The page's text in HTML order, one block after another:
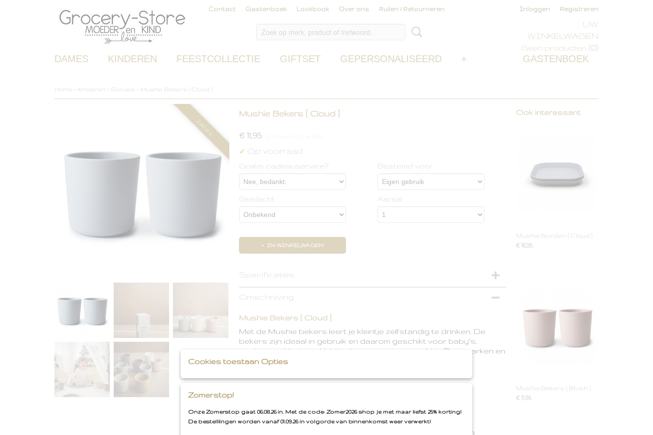
Contact Gastenboek Lookbook Over ons Ruilen / Retourneren Inloggen Registreren
UW
WINKELWAGEN
Geen producten (0)
GASTENBOEK
DAMES KINDEREN FEESTCOLLECTIE GIFTSET GEPERSONALISEERD +
Home > Kinderen > Servies > Mushie Bekers [ Cloud ]
2 stuks
Mushie Bekers [ Cloud ]
€ 11,95
✓ Op voorraad
Gratis cadeauservice? Bestemd voor
Geslacht Aantal
IN WINKELWAGEN
Specificaties
Omschrijving
Mushie Bekers [ Cloud ]
Met de Mushie bekers leert je kleintje zelfstandig te drinken. De
bekers zijn ideaal in gebruik en daarom geschikt voor baby's,
peuters en kleuters. Het kinderservies is gemaakt in Denemarken en
het bedrijf Mushie gebruikt alleen duurzame, veilige en
BPA vrij en gemaakt van *polypropyleen plastic.
Het Mushie servies is van kunststof gemaakt, kan tegen een
Ook interessant
Mushie Borden [ Cloud ]
€ 16,95
Mushie Bekers [ Blush ]
€ 11,95
Cookies toestaan Opties
Zomerstop!
Onze Zomerstop gaat 06.08.26 in. Met de code: Zomer2026 shop je met maar liefst 25% korting!
De bestelllingen worden vanaf 01.09.26 in volgorde van binnenkomst weer verwerkt!